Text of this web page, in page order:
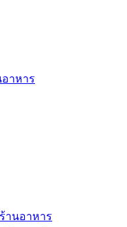
าหาร
านอาหาร